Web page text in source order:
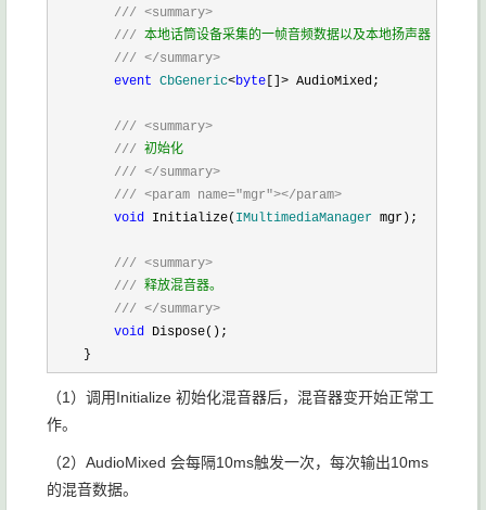
/// <summary>
/// 本地话筒设备采集的一帧音频数据以及本地扬声器播放的
/// </summary>
event CbGeneric<byte []> AudioMixed;
/// <summary>
/// 初始化
/// </summary>
/// <param name="mgr"></param>
void Initialize( IMultimediaManager mgr);
/// <summary>
/// 释放混音器。
/// </summary>
void Dispose();
    }
（1）调用Initialize 初始化混音器后，混音器变开始正常工
作。
（2）AudioMixed 会每隔10ms触发一次，每次输出10ms
的混音数据。